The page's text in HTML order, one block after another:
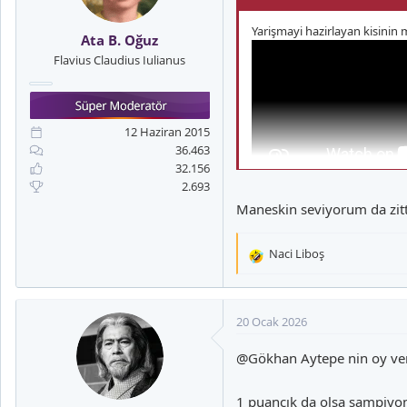
r
Ata B. Oğuz
Flavius Claudius Iulianus
12 Haziran 2015
36.463
32.156
2.693
Yarişmayi hazirlayan kisinin
Maneskin seviyorum da
T
k
l
Naci Liboş
20 Ocak 2026
@Gökhan Aytepe nin oy
1 puancık da olsa